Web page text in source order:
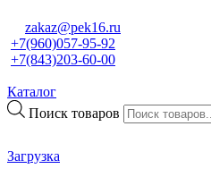
zakaz@pek16.ru
+7(960)057-95-92
+7(843)203-60-00
Каталог
Поиск товаров
Загрузка